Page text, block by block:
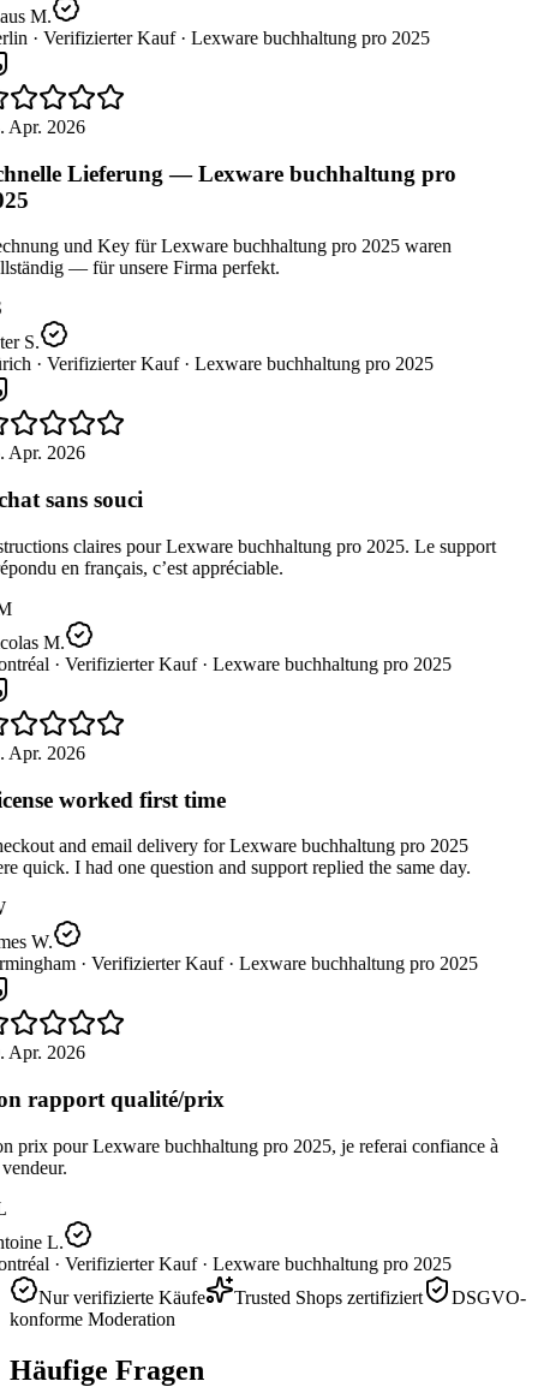
M.
· Verifizierter Kauf · Lexware buchhaltung pro 2025
Apr. 2026
Lieferung — Lexware buchhaltung pro
und Key für Lexware buchhaltung pro 2025 waren
— für unsere Firma perfekt.
S.
· Verifizierter Kauf · Lexware buchhaltung pro 2025
Apr. 2026
sans souci
claires pour Lexware buchhaltung pro 2025. Le support
en français, c’est appréciable.
M.
· Verifizierter Kauf · Lexware buchhaltung pro 2025
Apr. 2026
worked first time
and email delivery for Lexware buchhaltung pro 2025
quick. I had one question and support replied the same day.
W.
· Verifizierter Kauf · Lexware buchhaltung pro 2025
Apr. 2026
rapport qualité/prix
prix pour Lexware buchhaltung pro 2025, je referai confiance à
L.
· Verifizierter Kauf · Lexware buchhaltung pro 2025
Nur verifizierte Käufe
Trusted Shops zertifiziert
DSGVO-
konforme Moderation
Häufige Fragen